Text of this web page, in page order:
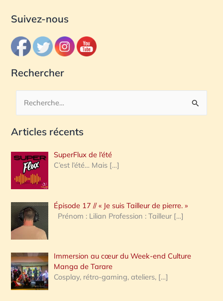
Suivez-nous
Rechercher
c
e
r
c
h
e
:
Articles récents
SuperFlux de l’été
C’est l’été… Mais […]
Épisode 17 // « Je suis Tailleur de pierre. »
Prénom : Lilian Profession : Tailleur […]
Immersion au cœur du Week-end Culture
Manga de Tarare
Cosplay, rétro-gaming, ateliers, […]